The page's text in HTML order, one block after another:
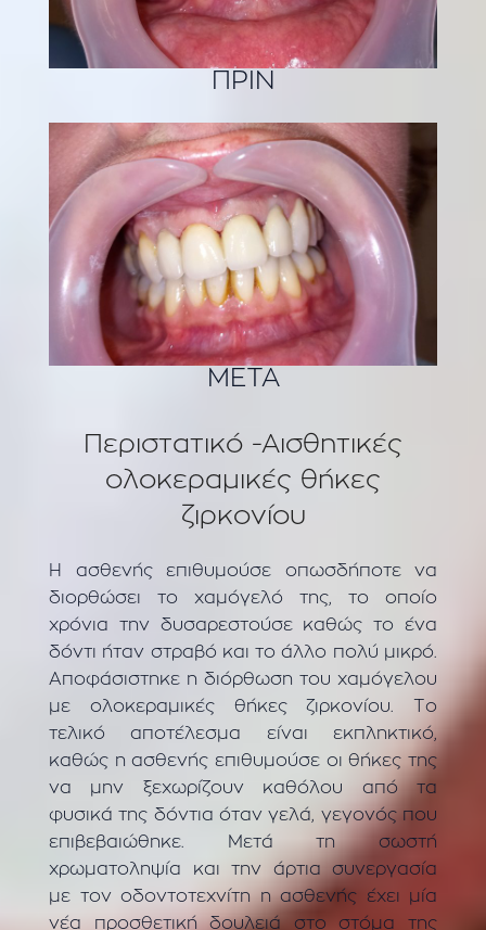
ΠΡΙΝ
ΜΕΤΑ
Περιστατικό -Αισθητικές
ολοκεραμικές θήκες
ζιρκονίου
Η ασθενής επιθυμούσε οπωσδήποτε να
διορθώσει το χαμόγελό της, το οποίο
χρόνια την δυσαρεστούσε καθώς το ένα
δόντι ήταν στραβό και το άλλο πολύ μικρό.
Αποφάσιστηκε η διόρθωση του χαμόγελου
με ολοκεραμικές θήκες ζιρκονίου. Το
τελικό αποτέλεσμα είναι εκπληκτικό,
καθώς η ασθενής επιθυμούσε οι θήκες της
να μην ξεχωρίζουν καθόλου από τα
φυσικά της δόντια όταν γελά, γεγονός που
επιβεβαιώθηκε. Μετά τη σωστή
χρωματοληψία και την άρτια συνεργασία
με τον οδοντοτεχνίτη η ασθενής έχει μία
νέα προσθετική δουλειά στο στόμα της